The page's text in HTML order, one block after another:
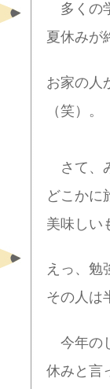
多くの
夏休みが
お家の人
（笑）。
さて、
どこかに
美味しい
えっ、勉
その人は
今年の
休みと言